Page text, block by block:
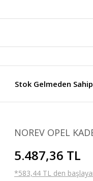
Stok Gelmeden
NOREV OPEL
5.487,36 TL
*583,44 TL den